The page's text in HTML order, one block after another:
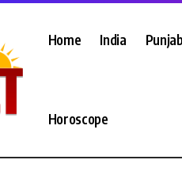
Home India Punjab
Horoscope